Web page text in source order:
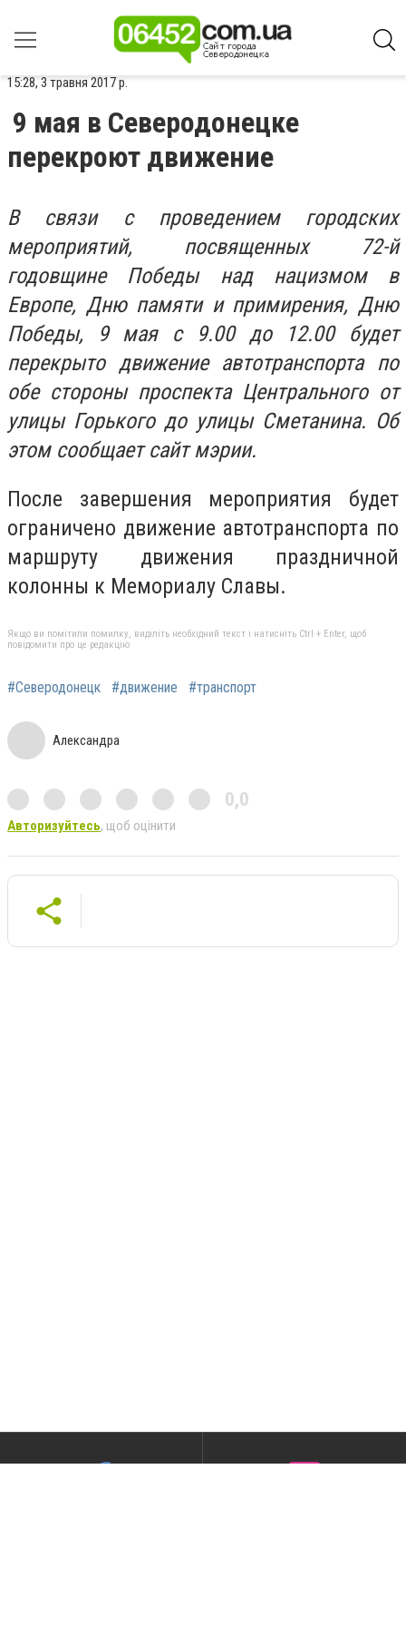
15:28, 3 травня 2017 р.
9 мая в Северодонецке
перекроют движение
В связи с проведением городских
мероприятий, посвященных 72-й
годовщине Победы над нацизмом в
Европе, Дню памяти и примирения, Дню
Победы, 9 мая с 9.00 до 12.00 будет
перекрыто движение автотранспорта по
обе стороны проспекта Центрального от
улицы Горького до улицы Сметанина. Об
этом сообщает сайт мэрии.
После завершения мероприятия будет
ограничено движение автотранспорта по
маршруту движения праздничной
колонны к Мемориалу Славы.
Якщо ви помітили помилку, виділіть необхідний текст і натисніть Ctrl + Enter, щоб
повідомити про це редакцію
#Северодонецк #движение #транспорт
Александра
0,0
Авторизуйтесь, щоб оцінити